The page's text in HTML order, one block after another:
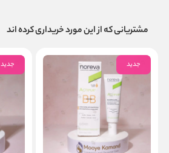
مشتریانی که از این مورد خریداری کرده اند
جدید جدید